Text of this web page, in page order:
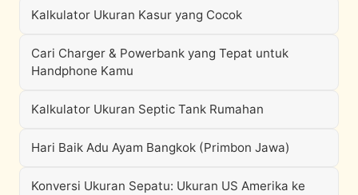
Kalkulator Ukuran Kasur yang Cocok
Cari Charger & Powerbank yang Tepat untuk
Handphone Kamu
Kalkulator Ukuran Septic Tank Rumahan
Hari Baik Adu Ayam Bangkok (Primbon Jawa)
Konversi Ukuran Sepatu: Ukuran US Amerika ke